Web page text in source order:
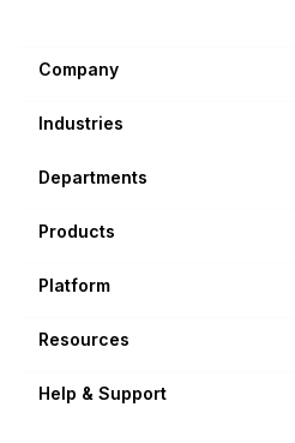
Company
Industries
Departments
Products
Platform
Resources
Help & Support